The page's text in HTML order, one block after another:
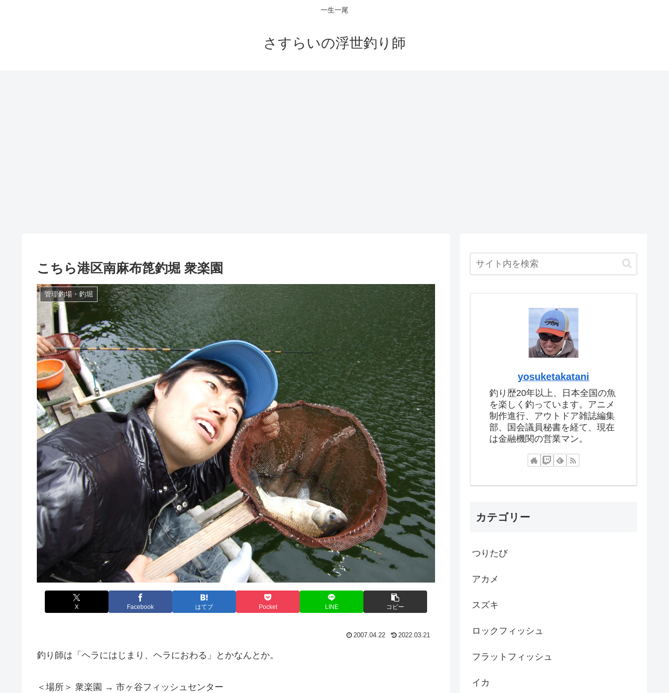
一生一尾
さすらいの浮世釣り師
こちら港区南麻布箆釣堀 衆楽園
管理釣場・釣堀
X Facebook はてブ Pocket LINE コピー
2007.04.22 2022.03.21
釣り師は「ヘラにはじまり、ヘラにおわる」とかなんとか。
＜場所＞ 衆楽園 → 市ヶ谷フィッシュセンター
yosuketakatani
釣り歴20年以上、日本全国の魚
を楽しく釣っています。アニメ
制作進行、アウトドア雑誌編集
部、国会議員秘書を経て、現在
は金融機関の営業マン。
カテゴリー
つりたび
アカメ
スズキ
ロックフィッシュ
フラットフィッシュ
イカ